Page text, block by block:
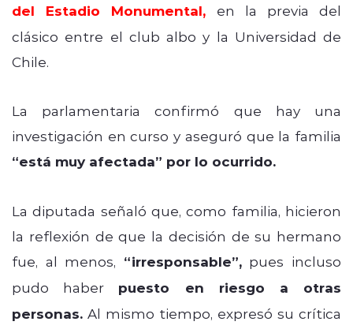
del Estadio Monumental, en la previa del
clásico entre el club albo y la Universidad de
Chile.
La parlamentaria confirmó que hay una
investigación en curso y aseguró que la familia
“está muy afectada” por lo ocurrido.
La diputada señaló que, como familia, hicieron
la reflexión de que la decisión de su hermano
fue, al menos, “irresponsable”,pues incluso
pudo haber puesto en riesgo a otras
personas. Al mismo tiempo, expresó su crítica